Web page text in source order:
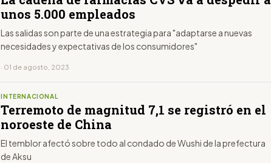
unos 5.000 empleados
Las salidas son parte de una estrategia para "adaptarse a nuevas
necesidades y expectativas de los consumidores"
· 01 de agosto, 2023
INTERNACIONAL
Terremoto de magnitud 7,1 se registró en el
noroeste de China
El temblor afectó sobre todo al condado de Wushi de la prefectura
de Aksu